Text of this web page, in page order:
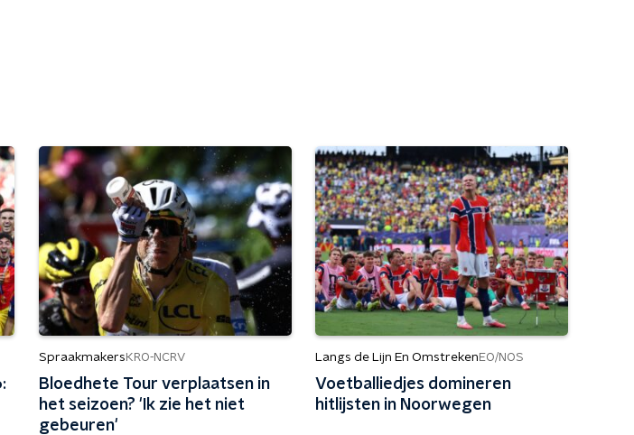
Spraakmakers KRO-NCRV
Bloedhete Tour verplaatsen in
het seizoen? 'Ik zie het niet
gebeuren'
Langs de Lijn En Omstreken EO/NOS
Voetballiedjes domineren
hitlijsten in Noorwegen